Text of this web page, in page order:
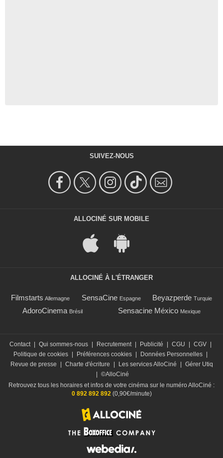
SUIVEZ-NOUS
ALLOCINÉ SUR MOBILE
ALLOCINÉ À L'ÉTRANGER
Filmstarts Allemagne SensaCine Espagne Beyazperde Turquie
AdoroCinema Brésil Sensacine México Mexique
Contact Qui sommes-nous Recrutement Publicité CGU CGV
Politique de cookies
Préférences cookies Données Personnelles
Revue de presse
Charte d'écriture Les services AlloCiné
Gérer Utiq
©AlloCiné
Retrouvez tous les horaires et infos de votre cinéma sur le numéro AlloCiné :
0 892 892 892(0,90€/minute)